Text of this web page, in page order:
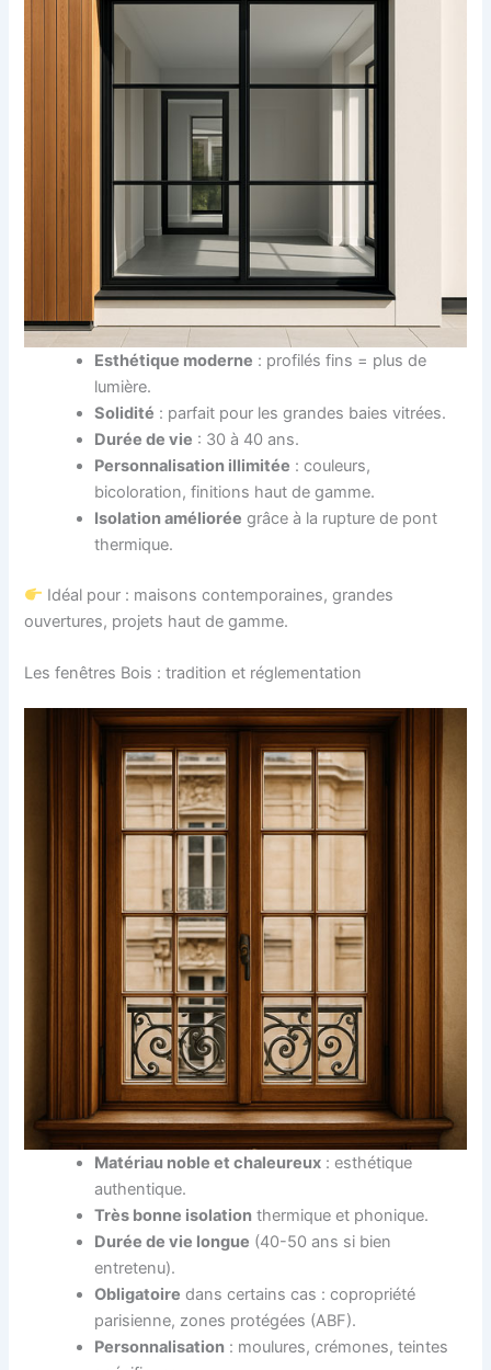
Esthétique moderne : profilés fins = plus de
lumière.
Solidité : parfait pour les grandes baies vitrées.
Durée de vie : 30 à 40 ans.
Personnalisation illimitée : couleurs,
bicoloration, finitions haut de gamme.
Isolation améliorée grâce à la rupture de pont
thermique.
Idéal pour : maisons contemporaines, grandes
ouvertures, projets haut de gamme.
Les fenêtres Bois : tradition et réglementation
Matériau noble et chaleureux : esthétique
authentique.
Très bonne isolation thermique et phonique.
Durée de vie longue (40-50 ans si bien
entretenu).
Obligatoire dans certains cas : copropriété
parisienne, zones protégées (ABF).
Personnalisation : moulures, crémones, teintes